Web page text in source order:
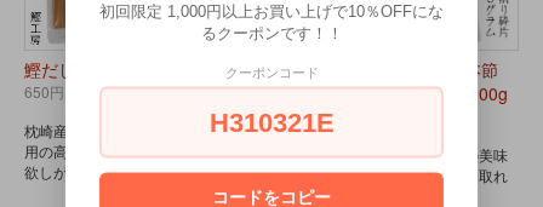
鰹だし 本枯節 70g
650円(税込)
枕崎産本枯れ節のみ使
用の高級粉だし！体が
欲しがる発酵食品！
美味しいおだし か
つおと昆布だけ 70g
680円(税込)
ありそうでなかった！
無添加天然調味料
業務用 鰹荒本節
厚削り破砕片 500g
濃厚な味と香りの美味
しいだしが簡単に取れ
初回限定 1,000円以上お買い上げで10％OFFにな
るクーポンです！！
クーポンコード
H310321E
コードをコピー